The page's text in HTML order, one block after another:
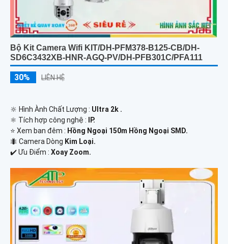
Bộ Kit Camera Wifi KIT/DH-PFM378-B125-CB/DH-
SD6C3432XB-HNR-AGQ-PV/DH-PFB301C/PFA111
30% LIÊN HỆ
🔆 Hình Ành Chất Lượng : Ultra 2k .
⚛️ Tích hợp công nghệ :
IP.
⭐ Xem ban đêm : Hồng Ngoại 150m Hồng Ngoại SMD.
🐜 Camera Dòng Kim Loại.
️✔️ Ưu Điểm : Xoay Zoom.